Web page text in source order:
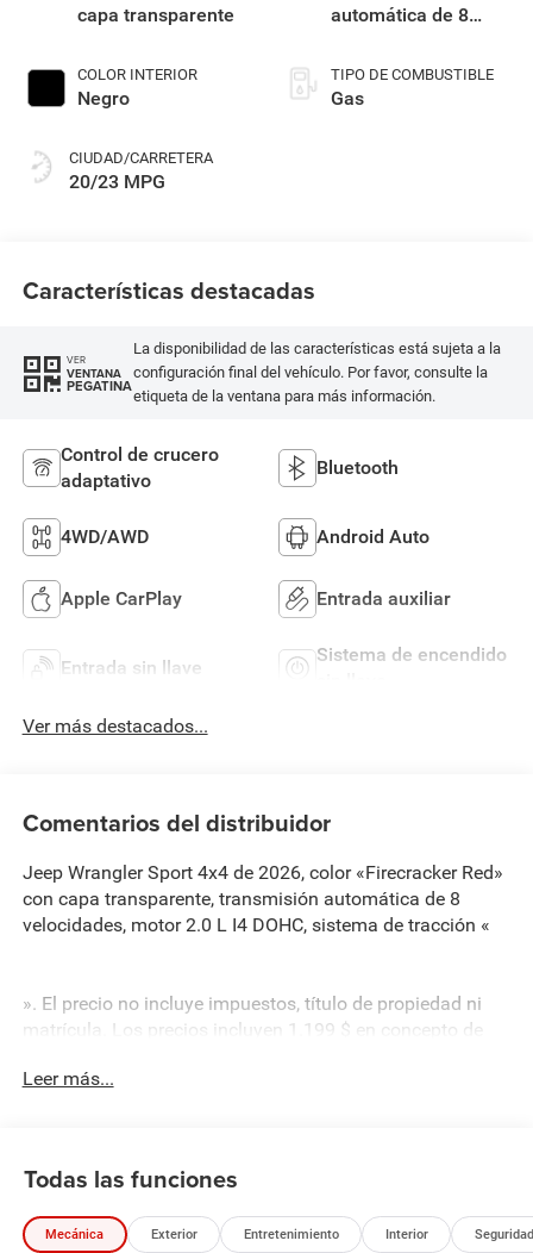
capa transparente
COLOR INTERIOR
Negro
CIUDAD/CARRETERA
20/23 MPG
automática de 8
TIPO DE COMBUSTIBLE
Gas
Características destacadas
VER
VENTANA
PEGATINA
La disponibilidad de las características está sujeta a la
configuración final del vehículo. Por favor, consulte la
etiqueta de la ventana para más información.
Control de crucero
adaptativo
Bluetooth
4WD/AWD Android Auto
Apple CarPlay Entrada auxiliar
Entrada sin llave
Sistema de encendido
Ver más destacados...
Comentarios del distribuidor
Jeep Wrangler Sport 4x4 de 2026, color «Firecracker Red»
con capa transparente, transmisión automática de 8
velocidades, motor 2.0 L I4 DOHC, sistema de tracción «
». El precio no incluye impuestos, título de propiedad ni
matrícula. Los precios incluyen 1.199 $ en concepto de
concepto de tasas de matriculación. No incluye el paquete
Leer más...
Todas las funciones
Mecánica Exterior Entretenimiento Interior Seguridad